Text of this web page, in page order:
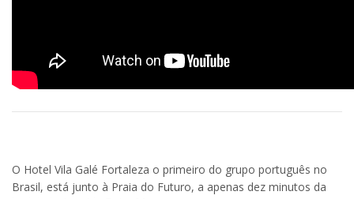
O Hotel Vila Galé Fortaleza o primeiro do grupo português no
Brasil, está junto à Praia do Futuro, a apenas dez minutos da